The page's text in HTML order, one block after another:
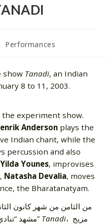
Performances
show Tanadi, an Indian
8 to 11, 2003.
experiment show.
Anderson plays the
Indian chant, while the
percussion and also
Yilda Younes, improvises
Natasha Devalia, moves
the Bharatanatyam.
مشهد “تنادي” Tanadi، مزيج